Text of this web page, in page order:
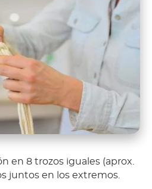
en 8 trozos iguales (aprox.
juntos en los extremos.